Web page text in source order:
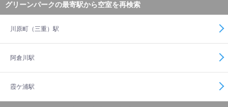
グリーンパークの最寄駅から空室を再検索
川原町（三重）駅
阿倉川駅
霞ケ浦駅